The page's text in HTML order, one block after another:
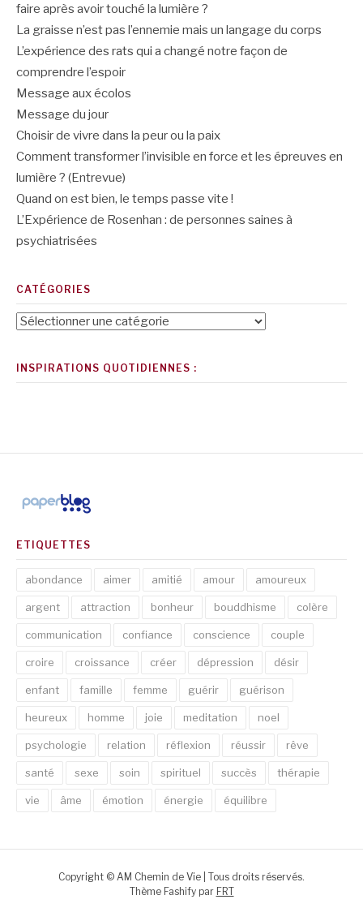
faire après avoir touché la lumière ?
La graisse n’est pas l’ennemie mais un langage du corps
L’expérience des rats qui a changé notre façon de
comprendre l’espoir
Message aux écolos
Message du jour
Choisir de vivre dans la peur ou la paix
Comment transformer l’invisible en force et les épreuves en
lumière ? (Entrevue)
Quand on est bien, le temps passe vite !
L’Expérience de Rosenhan : de personnes saines à
psychiatrisées
CATÉGORIES
Catégories
INSPIRATIONS QUOTIDIENNES :
ETIQUETTES
abondance aimer amitié amour amoureux
argent attraction bonheur bouddhisme colère
communication confiance conscience couple
croire croissance créer dépression désir
enfant famille femme guérir guérison
heureux homme joie meditation noel
psychologie relation réflexion réussir rêve
santé sexe soin spirituel succès thérapie
vie âme émotion énergie équilibre
Copyright © AM Chemin de Vie | Tous droits réservés.
Thème Fashify par FRT